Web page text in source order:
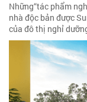
Những“tác phẩm
nhà độc bản được
của đô thị nghỉ